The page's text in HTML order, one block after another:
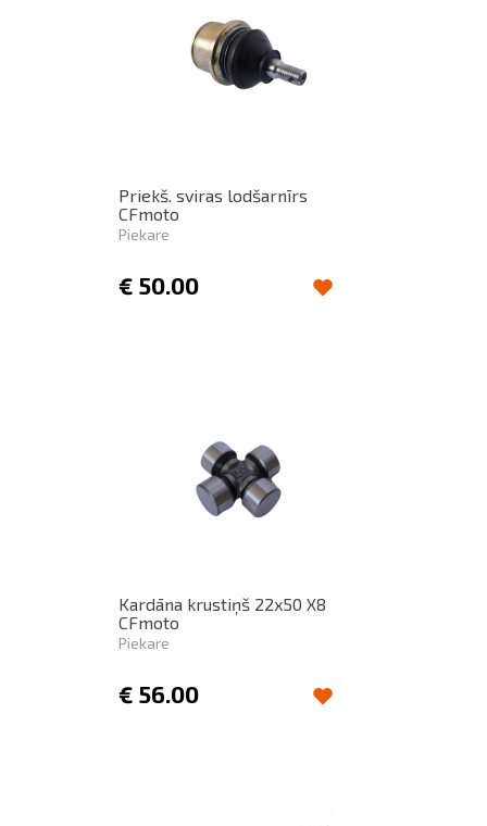
Priekš. sviras lodšarnīrs
CFmoto
Piekare
€ 50.00
Kardāna krustiņš 22x50 X8
CFmoto
Piekare
€ 56.00